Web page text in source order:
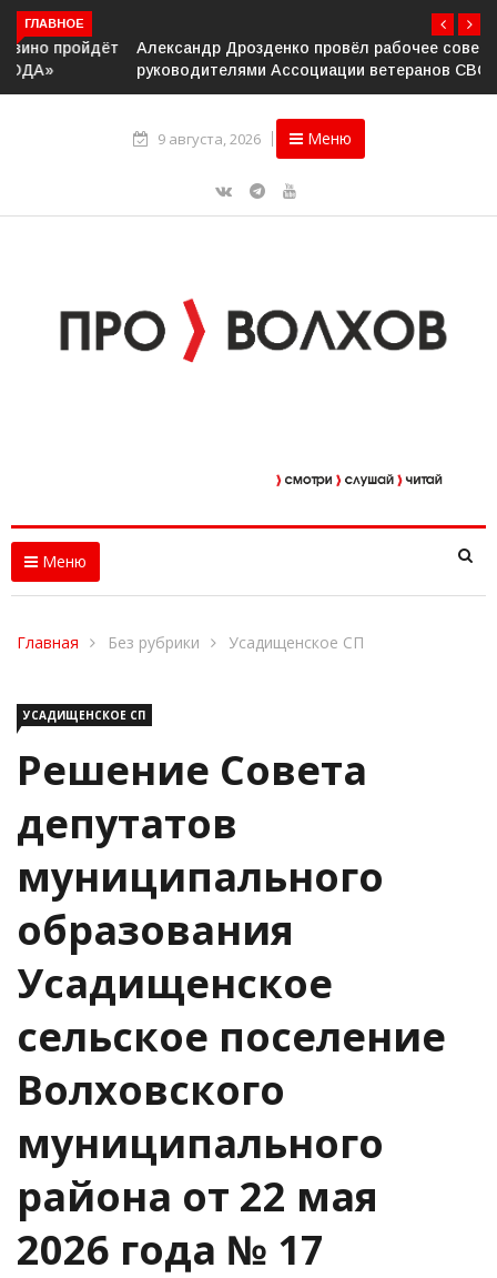
ГЛАВНОЕ
Александр Дрозденко провёл рабочее совещание с
руководителями Ассоциации ветеранов СВО
9 августа, 2026 Меню
Меню
Главная Без рубрики Усадищенское СП
УСАДИЩЕНСКОЕ СП
Решение Совета
депутатов
муниципального
образования
Усадищенское
сельское поселение
Волховского
муниципального
района от 22 мая
2026 года № 17